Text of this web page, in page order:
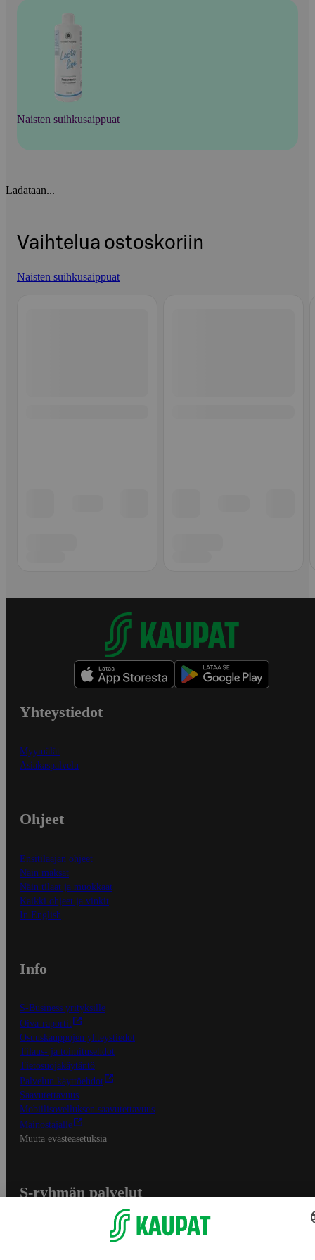
Naisten suihkusaippuat
Ladataan...
Vaihtelua ostoskoriin
Naisten suihkusaippuat
Yhteystiedot
Myymälät
Asiakaspalvelu
Ohjeet
Ensitilaajan ohjeet
Näin maksat
Näin tilaat ja muokkaat
Kaikki ohjeet ja vinkit
In English
Info
S-Business yrityksille
Oiva-raportit
Osuuskauppojen yhteystiedot
Tilaus- ja toimitusehdot
Tietosuojakäytäntö
Palvelun käyttöehdot
Saavutettavuus
Mobiilisovelluksen saavutettavuus
Mainostajalle
Muuta evästeasetuksia
S-ryhmän palvelut